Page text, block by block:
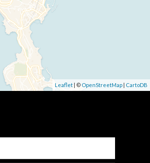
Leaflet | © OpenStreetMap | CartoDB